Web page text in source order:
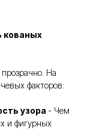
кованых
На
факторов:
узора - Чем
и фигурных